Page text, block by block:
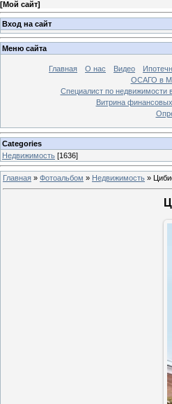
[Мой сайт]
Вход на сайт
Меню сайта
Главная О нас Видео
ОСАГО в
Специалист по недвижимости
Витрина
Categories
Недвижимость [1636]
Главная » Фотоальбом » Недвижимость »